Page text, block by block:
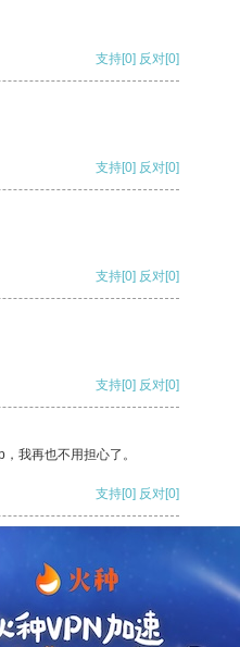
支持[0] 反对[0]
支持[0] 反对[0]
支持[0] 反对[0]
支持[0] 反对[0]
我再也不用担心了。
支持[0] 反对[0]